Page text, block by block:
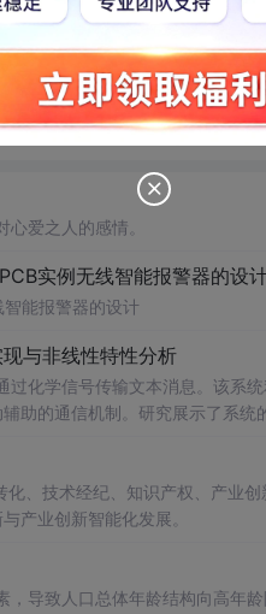
爱之人的感情。
实例无线智能报警器的设
能报警器的设计
与非线性特性分析
化学信号传输文本消息。该系统
助的通信机制。研究展示了系统
通信技术发展。; 阅读建议：此资源强
、技术经纪、知识产权、产业
产业创新智能化发展。
导致人口总体年龄结构向高年